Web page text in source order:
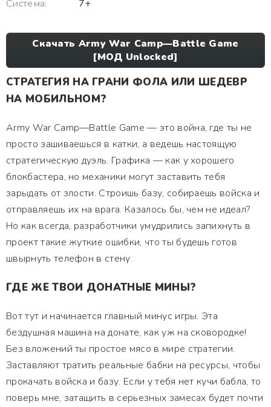
Система:
7+
Скачать Army War Camp—Battle Game
[МОД Unlocked]
СТРАТЕГИЯ НА ГРАНИ ФОЛА ИЛИ ШЕДЕВР
НА МОБИЛЬНОМ?
Army War Camp—Battle Game — это война, где ты не
просто зашиваешься в катки, а ведешь настоящую
стратегическую дуэль. Графика — как у хорошего
блокбастера, но механики могут заставить тебя
зарыдать от злости. Строишь базу, собираешь войска и
отправляешь их на врага. Казалось бы, чем не идеал?
Но как всегда, разработчики умудрились запихнуть в
проект такие жуткие ошибки, что ты будешь готов
швырнуть телефон в стену.
ГДЕ ЖЕ ТВОИ ДОНАТНЫЕ МИНЫ?
Вот тут и начинается главный минус игры. Эта
бездушная машина на донате, как уж на сковородке!
Без вложений ты простое мясо в мире стратегии.
Заставляют тратить реальные бабки на ресурсы, чтобы
прокачать войска и базу. Если у тебя нет кучи бабла, то
поверь мне, затащить в серьезных замесах будет почти